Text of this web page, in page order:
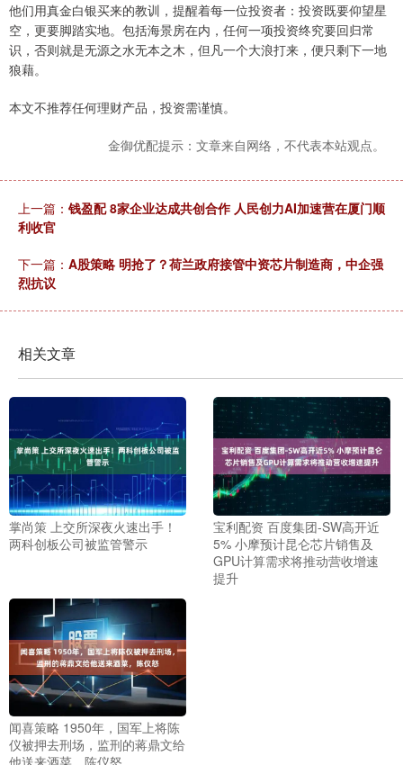
他们用真金白银买来的教训，提醒着每一位投资者：投资既要仰望星
空，更要脚踏实地。包括海景房在内，任何一项投资终究要回归常
识，否则就是无源之水无本之木，但凡一个大浪打来，便只剩下一地
狼藉。
本文不推荐任何理财产品，投资需谨慎。
金御优配提示：文章来自网络，不代表本站观点。
上一篇： 钱盈配 8家企业达成共创合作 人民创力AI加速营在厦门顺
利收官
下一篇： A股策略 明抢了？荷兰政府接管中资芯片制造商，中企强
烈抗议
相关文章
掌尚策 上交所深夜火速出手！
两科创板公司被监管警示
宝利配资 百度集团-SW高开近
5% 小摩预计昆仑芯片销售及
GPU计算需求将推动营收增速
提升
闻喜策略 1950年，国军上将陈
仪被押去刑场，监刑的蒋鼎文给
他送来酒菜，陈仪怒